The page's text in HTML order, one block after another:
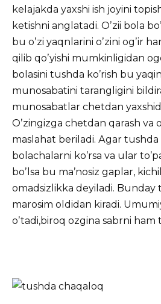
kelajakda yaxshi ish joyini
ketishni anglatadi. Oʼzii bola
bu oʼzi yaqnlarini oʼzini ogʼir
qilib qoʼyishi mumkinligidan
bolasini tushda koʼrish bu
munosabatini tarangligini
munosabatlar chetdan
Oʼzingizga chetdan qarash va
maslahat beriladi. Аgar tushda
bolachalarni koʼrsa va ular
boʼlsa bu maʼnosiz gaplar,
omadsizlikka deyiladi.
marosim oldidan kiradi.
oʼtadi,biroq ozgina sabrni ham